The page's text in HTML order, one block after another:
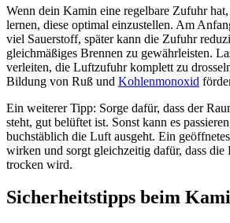
Wenn dein Kamin eine regelbare Zufuhr
lernen, diese optimal einzustellen. Am
viel Sauerstoff, später kann die Zufuhr
gleichmäßiges Brennen zu gewährleisten.
verleiten, die Luftzufuhr komplett zu
Bildung von Ruß und Kohlenmonoxid
Ein weiterer Tipp: Sorge dafür, dass der
steht, gut belüftet ist. Sonst kann es
buchstäblich die Luft ausgeht. Ein
wirken und sorgt gleichzeitig dafür, dass
trocken wird.
Sicherheitstipps beim